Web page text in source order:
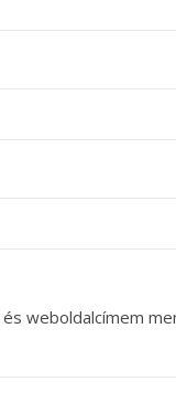
weboldalcímem